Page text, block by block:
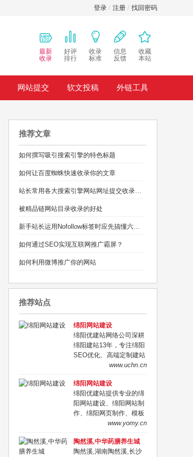
登录 / 注册 / 找回密码
最新
收录
好评
排行
收录
标准
信息
反馈
收藏
本站
网站提交 软文投稿 外链工具
推荐文章
如何撰写吸引搜索引擎的特色标题
如何让百度蜘蛛快速收录你的文章
站长常用各大搜索引擎网站网址提交收录入口
被精品链网站目录收录的好处
新手站长运用Nofollow标签时应先搞懂六个问题
如何通过SEO实现互联网推广霸屏？
如何利用微博推广你的网站
推荐站点
绵阳网站建设
绵阳优建站网络公司深耕
绵阳建站13年，专注绵阳
SEO优化、高端定制建站
与营销型企业官网开发。
明、源码交付、售后无
忧，咨询电话：
18783883863，定制专属
企业建站方案！
www.uchn.cn
绵阳网站建设
绵阳优建站提供专业的绵
阳网站建设、绵阳网站制
作、绵阳网页制作、模板
网站建设、仿站网站制作,
可生成静态,易优化,联系
QQ:932928061.
www.yomy.cn
陶然溪,中华药膳养生城
陶然溪,湖南陶然溪,长沙